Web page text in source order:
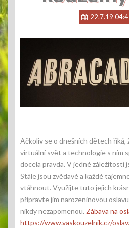
22.7.19
Ačkoliv se o dnešních dětech říká,
virtuální svět a technologie s ním
docela pravda. V jedné záležitosti
Stále jsou zvědavé a každé
vtáhnout. Využijte tuto jejich
připravte jim narozeninovou
nikdy nezapomenou. Zábava na
https://www.vaskouzelnik.cz/